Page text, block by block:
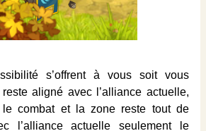
s’offrent à vous soit vous
aligné avec l’alliance actuelle,
combat et la zone reste tout de
l’alliance actuelle seulement le